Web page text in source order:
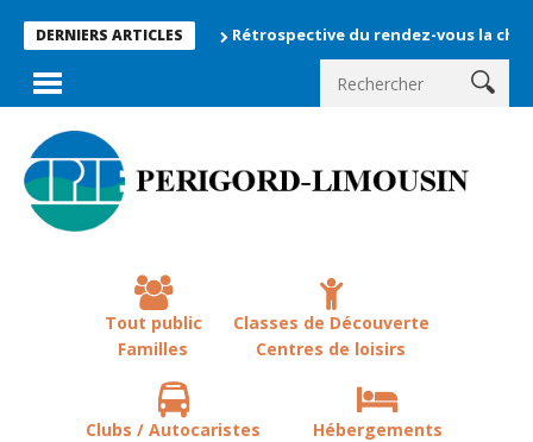
DERNIERS ARTICLESRétrospective du rendez-vous la chevêche
Tout public
Familles
Classes de Découverte
Centres de loisirs
Clubs / Autocaristes
Hébergements